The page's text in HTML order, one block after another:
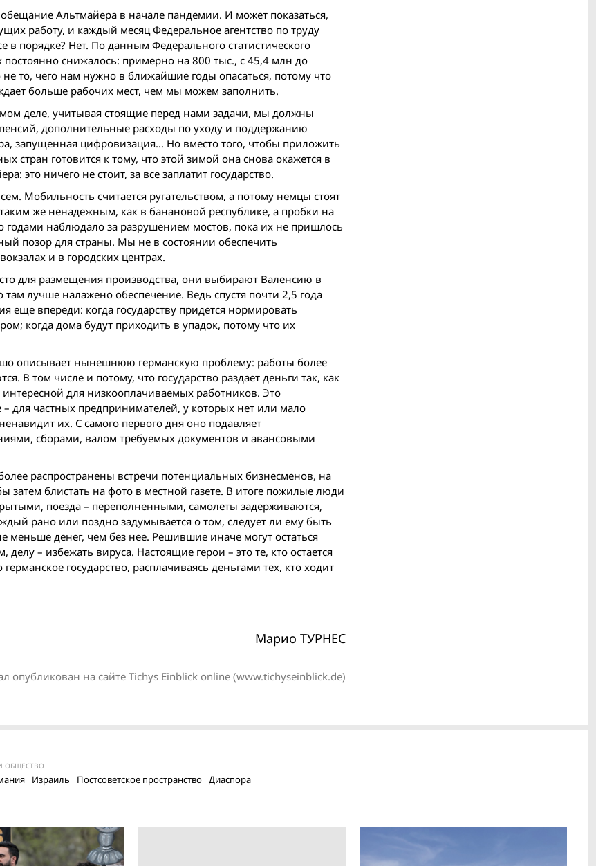
Альтмайера в начале пандемии. И может показаться,
работу, и каждый месяц Федеральное агентство по труду
порядке? Нет. По данным Федерального статистического
постоянно снижалось: примерно на 800 тыс., с 45,4 млн до
то, чего нам нужно в ближайшие годы опасаться, потому что
больше рабочих мест, чем мы можем заполнить.
деле, учитывая стоящие перед нами задачи, мы должны
дополнительные расходы по уходу и поддержанию
запущенная цифровизация... Но вместо того, чтобы приложить
стран готовится к тому, что этой зимой она снова окажется в
это ничего не стоит, за все заплатит государство.
Мобильность считается ругательством, а потому немцы стоят
же ненадежным, как в банановой республике, а пробки на
годами наблюдало за разрушением мостов, пока их не пришлось
позор для страны. Мы не в состоянии обеспечить
и в городских центрах.
для размещения производства, они выбирают Валенсию в
лучше налажено обеспечение. Ведь спустя почти 2,5 года
еще впереди: когда государству придется нормировать
когда дома будут приходить в упадок, потому что их
описывает нынешнюю германскую проблему: работы более
В том числе и потому, что государство раздает деньги так, как
интересной для низкооплачиваемых работников. Это
для частных предпринимателей, у которых нет или мало
их. С самого первого дня оно подавляет
сборами, валом требуемых документов и авансовыми
распространены встречи потенциальных бизнесменов, на
затем блистать на фото в местной газете. В итоге пожилые люди
поезда – переполненными, самолеты задерживаются,
рано или поздно задумывается о том, следует ли ему быть
меньше денег, чем без нее. Решившие иначе могут остаться
– избежать вируса. Настоящие герои – это те, кто остается
государство, расплачиваясь деньгами тех, кто ходит
Марио ТУРНЕС
опубликован на сайте Tichys Einblick online (www.tichyseinblick.de)
ОБЩЕСТВО
Израиль Постсоветское пространство Диаспора